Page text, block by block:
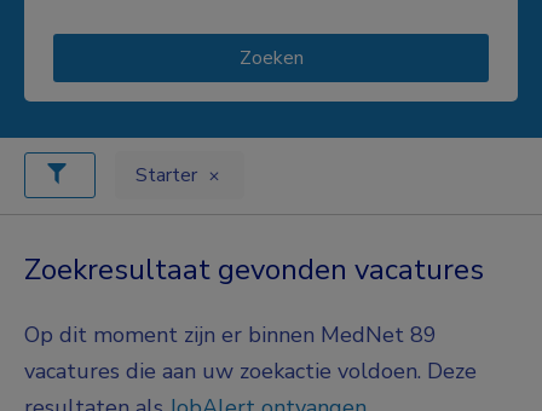
Zoeken
Starter
Zoekresultaat gevonden vacatures
Op dit moment zijn er binnen MedNet 89
vacatures die aan uw zoekactie voldoen. Deze